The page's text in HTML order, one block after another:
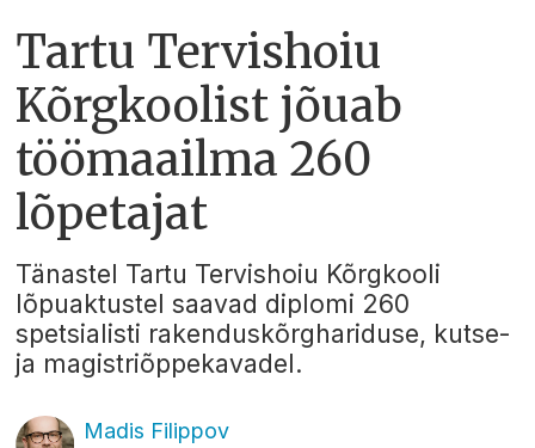
Tartu Tervishoiu
Kõrgkoolist jõuab
töömaailma 260
lõpetajat
Tänastel Tartu Tervishoiu Kõrgkooli
lõpuaktustel saavad diplomi 260
spetsialisti rakenduskõrghariduse, kutse-
ja magistriõppekavadel.
Madis Filippov